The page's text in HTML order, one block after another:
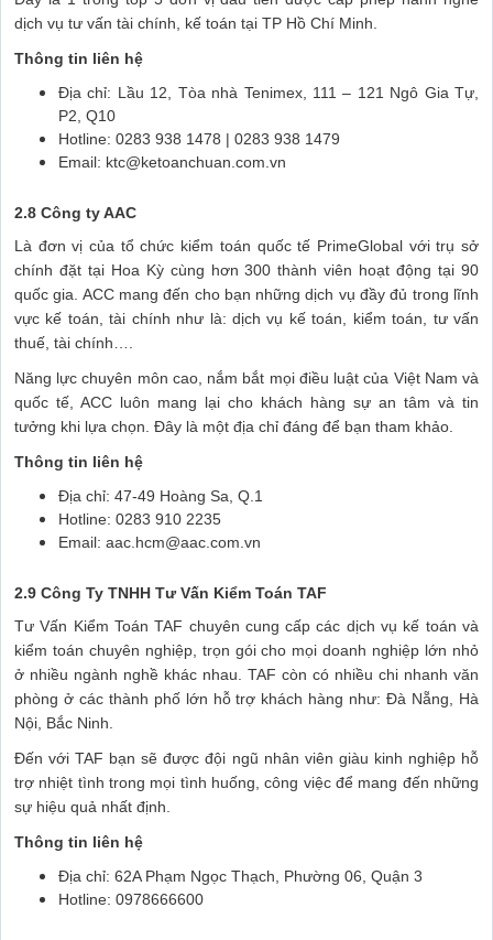
dịch vụ tư vấn tài chính, kế toán tại TP Hồ Chí Minh.
Thông tin liên hệ
Địa chỉ: Lầu 12, Tòa nhà Tenimex, 111 – 121 Ngô Gia Tự,
P2, Q10
Hotline: 0283 938 1478 | 0283 938 1479
Email: ktc@ketoanchuan.com.vn
2.8 Công ty AAC
Là đơn vị của tổ chức kiểm toán quốc tế PrimeGlobal với trụ sở
chính đặt tại Hoa Kỳ cùng hơn 300 thành viên hoạt động tại 90
quốc gia. ACC mang đến cho bạn những dịch vụ đầy đủ trong lĩnh
vực kế toán, tài chính như là: dịch vụ kế toán, kiểm toán, tư vấn
thuế, tài chính….
Năng lực chuyên môn cao, nắm bắt mọi điều luật của Việt Nam và
quốc tế, ACC luôn mang lại cho khách hàng sự an tâm và tin
tưởng khi lựa chọn. Đây là một địa chỉ đáng để bạn tham khảo.
Thông tin liên hệ
Địa chỉ: 47-49 Hoàng Sa, Q.1
Hotline: 0283 910 2235
Email: aac.hcm@aac.com.vn
2.9 Công Ty TNHH Tư Vấn Kiểm Toán TAF
Tư Vấn Kiểm Toán TAF chuyên cung cấp các dịch vụ kế toán và
kiểm toán chuyên nghiệp, trọn gói cho mọi doanh nghiệp lớn nhỏ
ở nhiều ngành nghề khác nhau. TAF còn có nhiều chi nhanh văn
phòng ở các thành phố lớn hỗ trợ khách hàng như: Đà Nẵng, Hà
Nội, Bắc Ninh.
Đến với TAF bạn sẽ được đội ngũ nhân viên giàu kinh nghiệp hỗ
trợ nhiệt tình trong mọi tình huống, công việc để mang đến những
sự hiệu quả nhất định.
Thông tin liên hệ
Địa chỉ: 62A Phạm Ngọc Thạch, Phường 06, Quận 3
Hotline: 0978666600